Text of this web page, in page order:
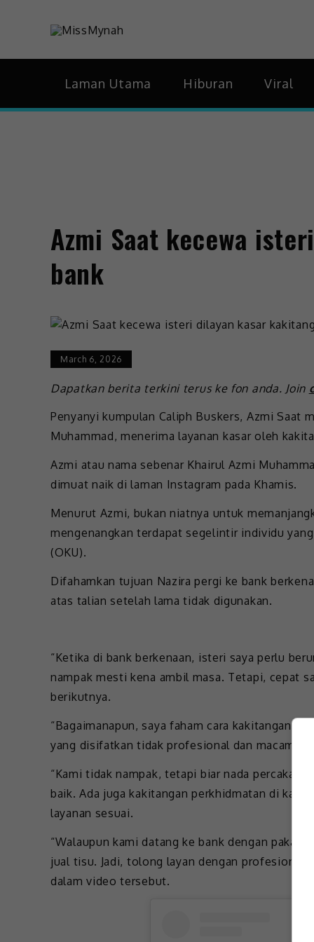
MissMynah
Laman Utama Hiburan Viral
Azmi Saat kecewa
bank
March 6, 2026
Dapatkan berita terkini terus ke fon anda. Join
Penyanyi kumpulan Caliph Buskers, Azmi Saat
Muhammad, menerima layanan kasar oleh
Azmi atau nama sebenar Khairul Azmi
dimuat naik di laman Instagram pada Khamis.
Menurut Azmi, bukan niatnya untuk
mengenangkan terdapat segelintir individu
(OKU).
Difahamkan tujuan Nazira pergi ke bank
atas talian setelah lama tidak digunakan.
“Ketika di bank berkenaan, isteri saya perlu
nampak mesti kena ambil masa. Tetapi, cepat
berikutnya.
“Bagaimanapun, saya faham cara kakitangan
yang disifatkan tidak profesional dan macam
“Kami tidak nampak, tetapi biar nada
baik. Ada juga kakitangan perkhidmatan di
layanan sesuai.
“Walaupun kami datang ke bank dengan
jual tisu. Jadi, tolong layan dengan profesional.
dalam video tersebut.